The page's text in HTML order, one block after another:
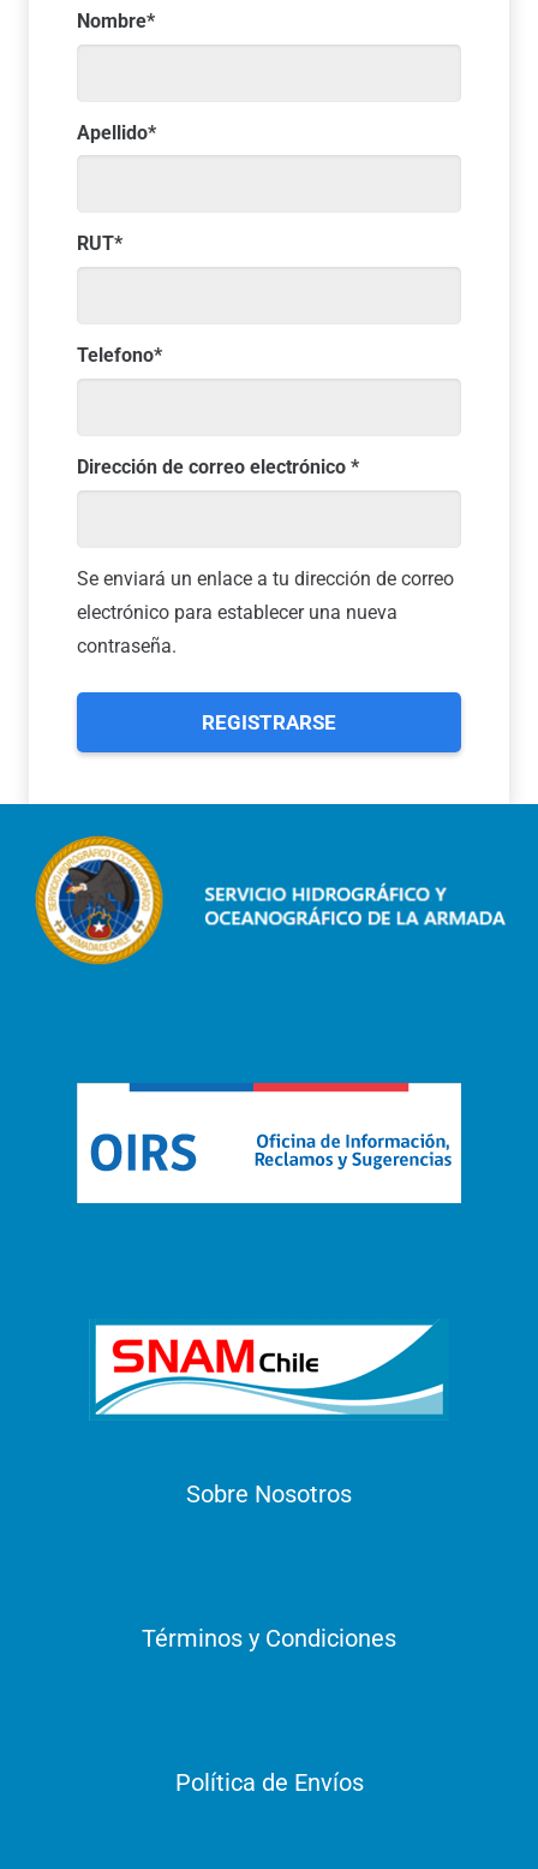
Nombre*
Apellido*
RUT*
Telefono*
Dirección de correo electrónico *Obligatorio
Se enviará un enlace a tu dirección de correo
electrónico para establecer una nueva
contraseña.
REGISTRARSE
Sobre Nosotros
Términos y Condiciones
Política de Envíos